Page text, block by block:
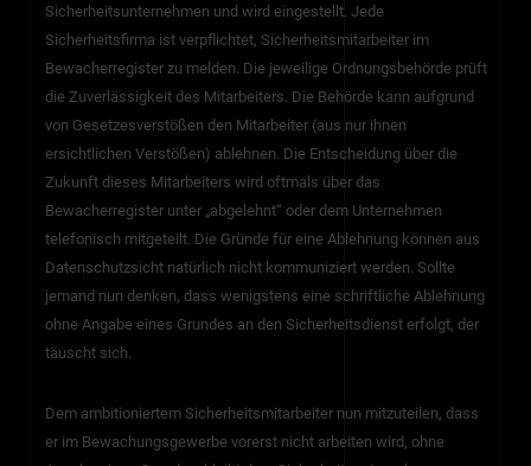
Sicherheitsunternehmen und wird eingestellt. Jede
Sicherheitsfirma ist verpflichtet, Sicherheitsmitarbeiter im
Bewacherregister zu melden. Die jeweilige Ordnungsbehörde prüft
die Zuverlässigkeit des Mitarbeiters. Die Behörde kann aufgrund
von Gesetzesverstößen den Mitarbeiter (aus nur ihnen
ersichtlichen Verstößen) ablehnen. Die Entscheidung über die
Zukunft dieses Mitarbeiters wird oftmals über das
Bewacherregister unter „abgelehnt“ oder dem Unternehmen
telefonisch mitgeteilt. Die Gründe für eine Ablehnung können aus
Datenschutzsicht natürlich nicht kommuniziert werden. Sollte
jemand nun denken, dass wenigstens eine schriftliche Ablehnung
ohne Angabe eines Grundes an den Sicherheitsdienst erfolgt, der
täuscht sich.
Dem ambitioniertem Sicherheitsmitarbeiter nun mitzuteilen, dass
er im Bewachungsgewerbe vorerst nicht arbeiten wird, ohne